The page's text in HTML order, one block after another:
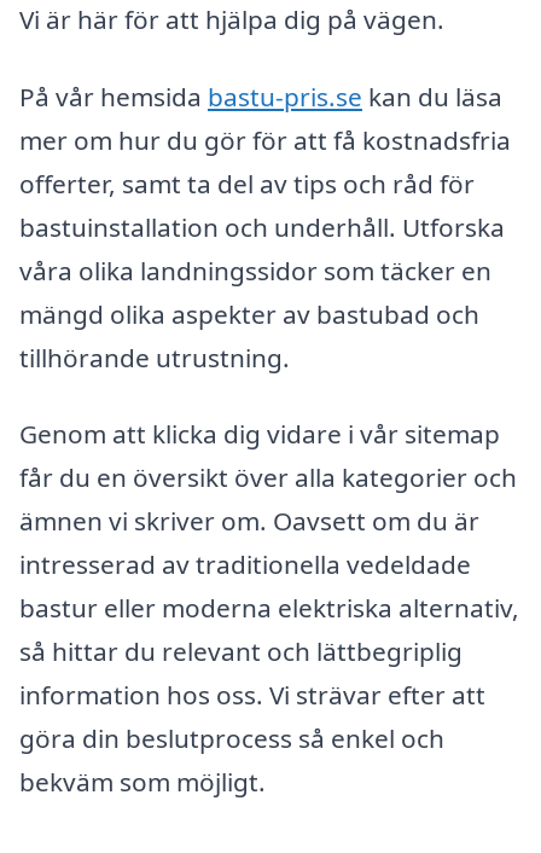
Vi är här för att hjälpa dig på vägen.
På vår hemsida bastu-pris.se kan du läsa
mer om hur du gör för att få kostnadsfria
offerter, samt ta del av tips och råd för
bastuinstallation och underhåll. Utforska
våra olika landningssidor som täcker en
mängd olika aspekter av bastubad och
tillhörande utrustning.
Genom att klicka dig vidare i vår sitemap
får du en översikt över alla kategorier och
ämnen vi skriver om. Oavsett om du är
intresserad av traditionella vedeldade
bastur eller moderna elektriska alternativ,
så hittar du relevant och lättbegriplig
information hos oss. Vi strävar efter att
göra din beslutprocess så enkel och
bekväm som möjligt.